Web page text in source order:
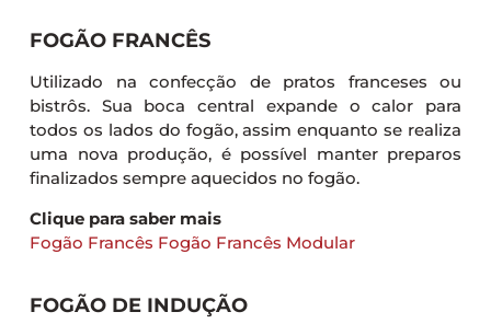
FOGÃO FRANCÊS
Utilizado na confecção de pratos franceses ou
bistrôs. Sua boca central expande o calor para
todos os lados do fogão, assim enquanto se realiza
uma nova produção, é possível manter preparos
finalizados sempre aquecidos no fogão.
Clique para saber mais
Fogão Francês Fogão Francês Modular
FOGÃO DE INDUÇÃO